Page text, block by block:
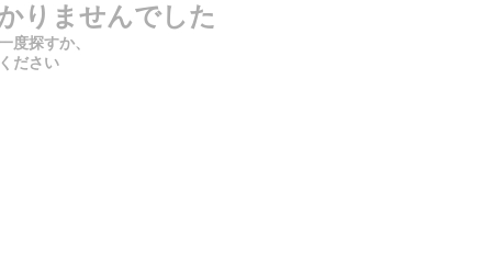
りませんでした
度探すか、
ださい